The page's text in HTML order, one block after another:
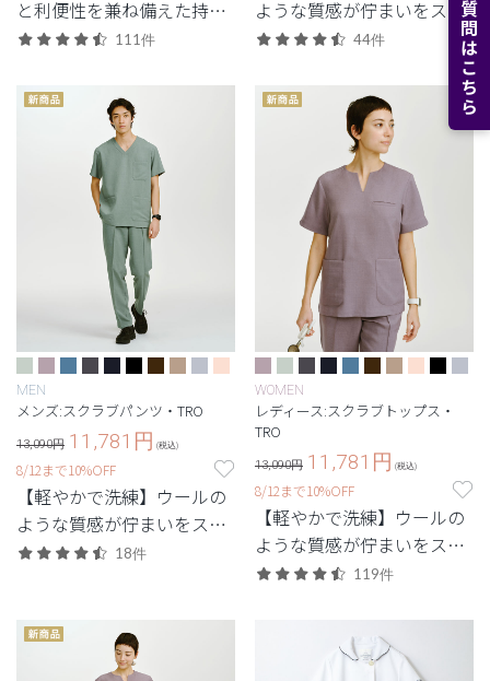
と利便性を兼ね備えた持っ
ておきたいジップタイプ。
111件
ような質感が佇まいをスマ
ートに引き立てる定番シリ
44件
MEN
メンズ:スクラブパンツ・TRO
13,090円 11,781 円 (税込)
8/12まで10%OFF
【軽やかで洗練】ウールの
ような質感が佇まいをスマ
ートに引き立てる定番シリ
18件
WOMEN
レディース:スクラブトップス・
TRO
13,090円 11,781 円 (税込)
8/12まで10%OFF
【軽やかで洗練】ウールの
ような質感が佇まいをスマ
ートに引き立てる定番シリ
119件